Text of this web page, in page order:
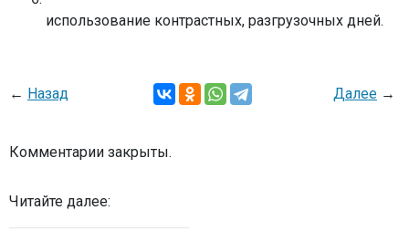
использование контрастных, разгрузочных дней.
← Назад Далее →
Комментарии закрыты.
Читайте далее: